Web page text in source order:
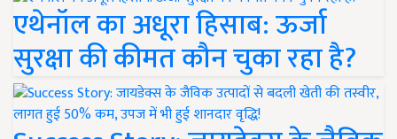
एथेनॉल का अधूरा हिसाब: ऊर्जा
सुरक्षा की कीमत कौन चुका रहा है?